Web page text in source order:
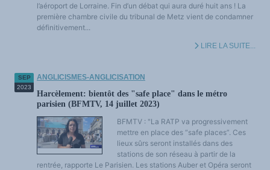
l’aéroport de Lorraine. Fin d’un débat qui aura duré huit ans ! La
première chambre civile du tribunal de Metz vient de condamner
définitivement...
LIRE LA SUITE...
SEP
2023
ANGLICISMES-ANGLICISATION
Harcèlement: bientôt des "safe place" dans le métro
parisien (BFMTV, 14 juillet 2023)
BFMTV : "La RATP va progressivement
mettre en place des “safe places”. Ces
lieux sûrs seront installés dans des
stations de son réseau à partir de la
rentrée, rapporte Le Parisien. Les stations Auber et Opéra seront